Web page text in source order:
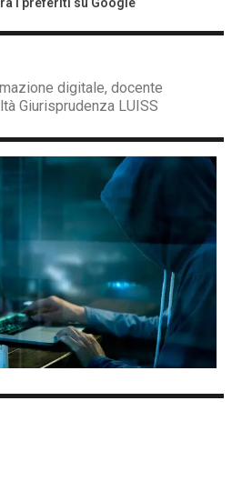
digitale, docente
Giurisprudenza LUISS